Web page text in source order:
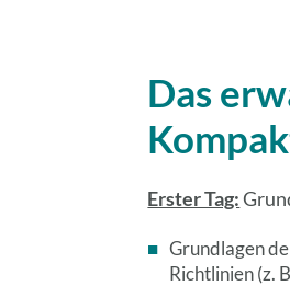
Das
Erster Tag:
Grundlagen
Richtlinien (z.